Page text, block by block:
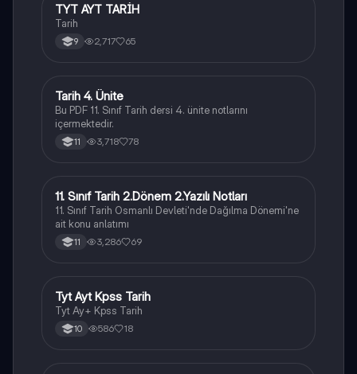
Tarih
TYT AYT TARİH
Tarih
9 2,717 65
Tarih
Tarih 4. Ünite
Bu PDF 11. Sınıf Tarih dersi 4. ünite notlarını
içermektedir.
11 3,718 78
Tarih
11. Sınıf Tarih 2.Dönem 2.Yazılı Notları
11. Sınıf Tarih Osmanlı Devleti'nde Dağılma Dönemi'ne
ait konu anlatımı
11 3,286 69
Tarih
Tyt Ayt Kpss Tarih
Tyt Ay+ Kpss Tarih
10 586 18